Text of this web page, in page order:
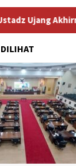
Kembali